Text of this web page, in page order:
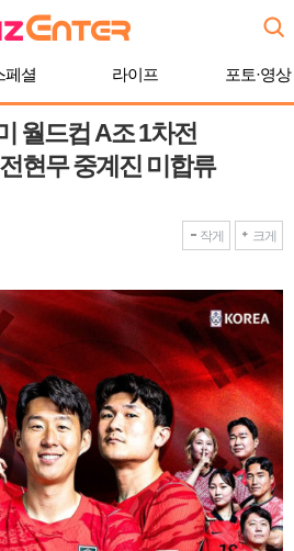
페셜 라이프 포토·영상
월드컵 A조 1차전
현무 중계진 미합류
작게 크게